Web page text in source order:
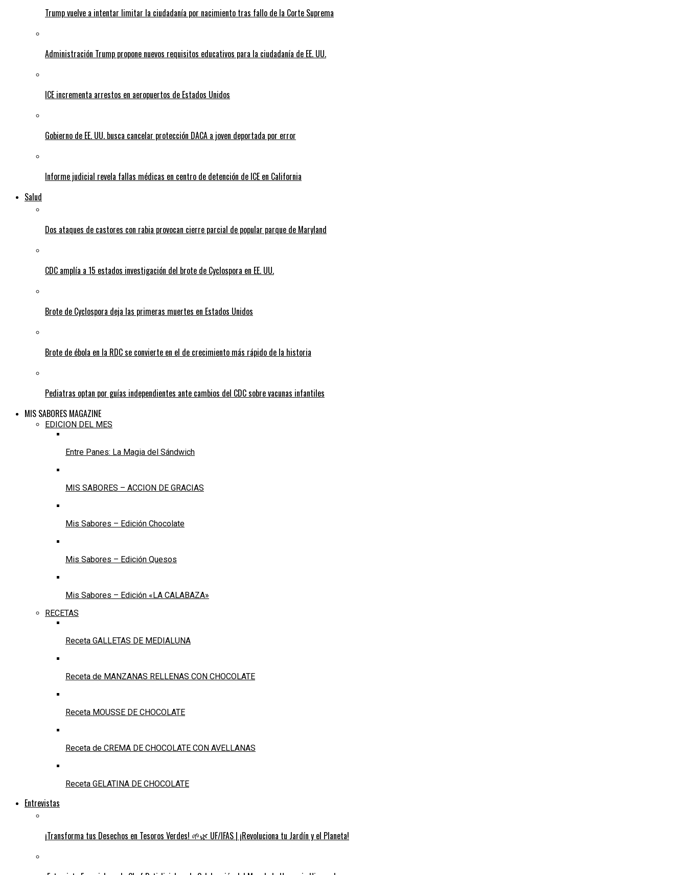
Trump vuelve a intentar limitar la ciudadanía por nacimiento tras fallo de la Corte Suprema
Administración Trump propone nuevos requisitos educativos para la ciudadanía de EE. UU.
ICE incrementa arrestos en aeropuertos de Estados Unidos
Gobierno de EE. UU. busca cancelar protección DACA a joven deportada por error
Informe judicial revela fallas médicas en centro de detención de ICE en California
Salud
Dos ataques de castores con rabia provocan cierre parcial de popular parque de Maryland
CDC amplía a 15 estados investigación del brote de Cyclospora en EE. UU.
Brote de Cyclospora deja las primeras muertes en Estados Unidos
Brote de ébola en la RDC se convierte en el de crecimiento más rápido de la historia
Pediatras optan por guías independientes ante cambios del CDC sobre vacunas infantiles
MIS SABORES MAGAZINE
EDICION DEL MES
Entre Panes: La Magia del Sándwich
MIS SABORES – ACCION DE GRACIAS
Mis Sabores – Edición Chocolate
Mis Sabores – Edición Quesos
Mis Sabores – Edición «LA CALABAZA»
RECETAS
Receta GALLETAS DE MEDIALUNA
Receta de MANZANAS RELLENAS CON CHOCOLATE
Receta MOUSSE DE CHOCOLATE
Receta de CREMA DE CHOCOLATE CON AVELLANAS
Receta GELATINA DE CHOCOLATE
Entrevistas
¡Transforma tus Desechos en Tesoros Verdes! 🌱🌿 UF/IFAS | ¡Revoluciona tu Jardín y el Planeta!